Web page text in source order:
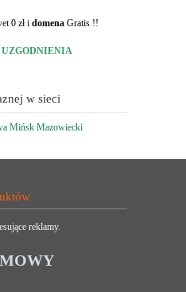
0 zł i domena Gratis !!
UZGODNIENIA
w sieci
reklamy.